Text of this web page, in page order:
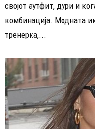
својот аутфит, дури и
комбинација. Модната
тренерка,...